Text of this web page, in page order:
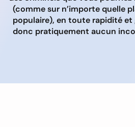
(comme sur n’importe quelle
populaire), en toute rapidité et
donc pratiquement aucun